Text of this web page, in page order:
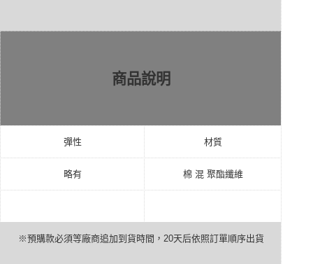
商品說明
彈性 材質
略有 棉 混 聚酯纖維
※預購款必須等廠商追加到貨時間， 20天后依照訂單順序出貨